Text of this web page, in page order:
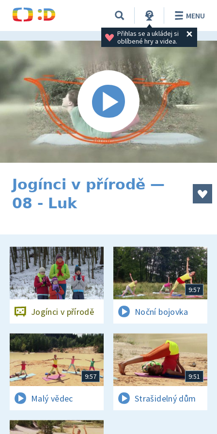
Přihlas se a ukládej si
oblíbené hry a videa.
MENU
Jogínci v přírodě —
08 - Luk
Jogínci v přírodě
9:57
Noční bojovka
9:57
Malý vědec
9:51
Strašidelný dům